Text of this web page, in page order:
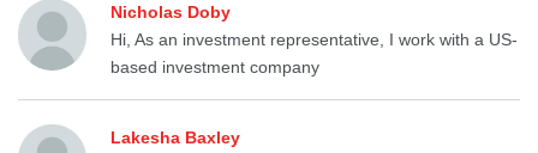
Nicholas Doby
Hi, As an investment representative, I work with a US-
based investment company
Lakesha Baxley